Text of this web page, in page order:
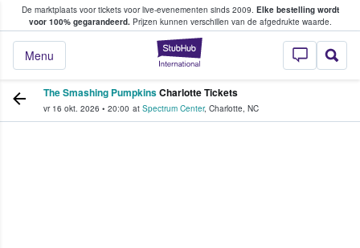
De marktplaats voor tickets voor live-evenementen sinds 2009. Elke bestelling wordt
voor 100% gegarandeerd.Prijzen kunnen verschillen van de afgedrukte waarde.
StubHub: waar
Menu
tickets kopen en verkopen
The Smashing PumpkinsCharlotte Tickets
vr 16 okt. 2026 • 20:00 at Spectrum Center, Charlotte, NC